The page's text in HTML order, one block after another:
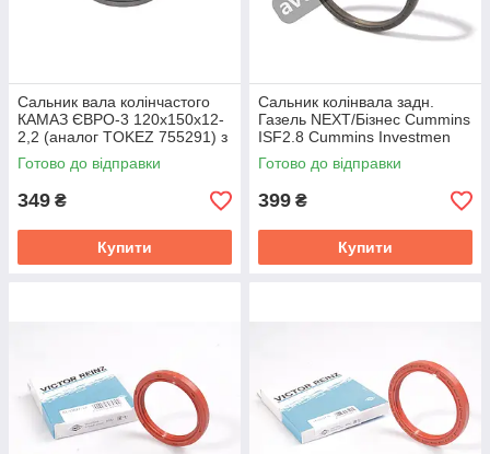
Сальник вала колінчастого
КАМАЗ ЄВРО-3 120х150х12-
2,2 (аналог TOKEZ 755291) з
повстю ПРЕМИУМ
7406.100516
Готово до відправки
349 ₴
Купити
Сальник колінвала задн.
Газель NEXT/Бізнес Cummins
ISF2.8 Cummins Investmen
5265267
Готово до відправки
399 ₴
Купити